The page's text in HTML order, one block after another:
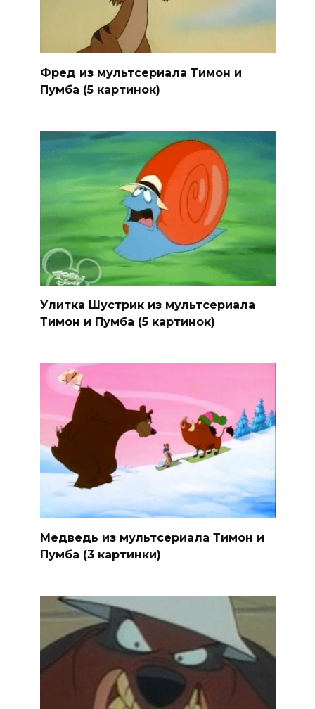
Фред из мультсериала Тимон и
Пумба (5 картинок)
Улитка Шустрик из мультсериала
Тимон и Пумба (5 картинок)
Медведь из мультсериала Тимон и
Пумба (3 картинки)